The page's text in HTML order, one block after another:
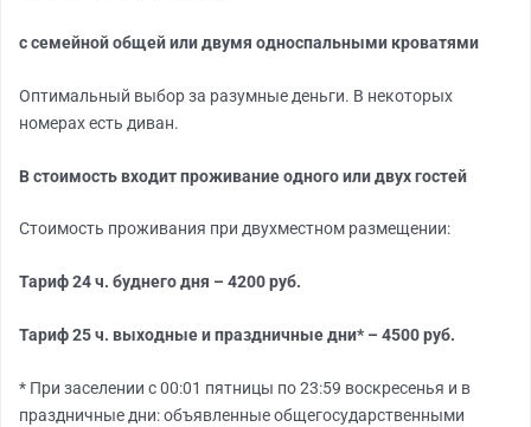
с семейной общей или двумя односпальными кроватями
Оптимальный выбор за разумные деньги. В некоторых
номерах есть диван.
В стоимость входит проживание одного илидвух гостей
Стоимость проживания при двухместном размещении:
Тариф 24 ч. буднего дня – 4200 руб.
Тариф 25 ч. выходные и праздничные дни* – 4500 руб.
* При заселении с 00:01 пятницы по 23:59 воскресенья и в
праздничные дни: объявленные общегосударственными